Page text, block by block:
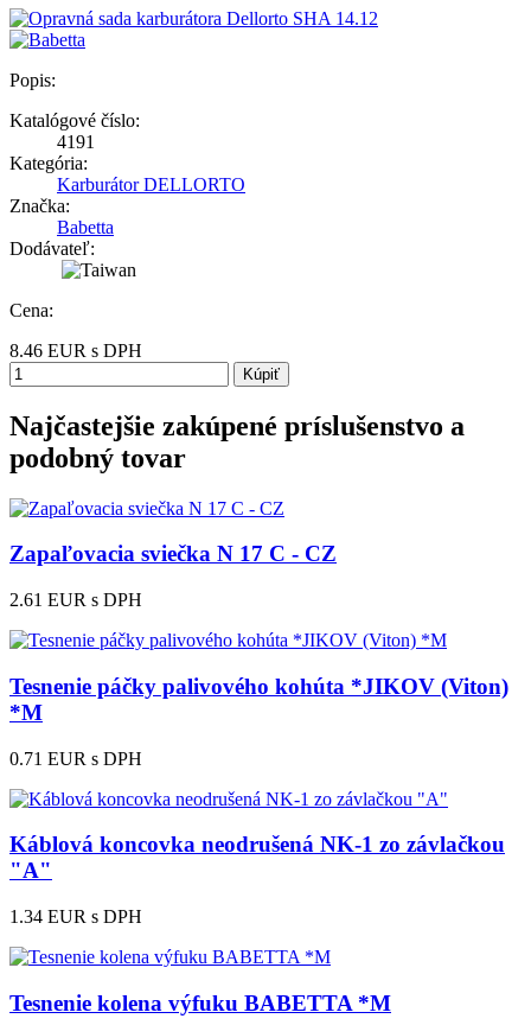
Popis:
Katalógové číslo:
4191
Kategória:
Karburátor DELLORTO
Značka:
Babetta
Dodávateľ:
Cena:
8.46 EUR s DPH
Kúpiť
Najčastejšie zakúpené príslušenstvo a
podobný tovar
Zapaľovacia sviečka N 17 C - CZ
2.61 EUR s DPH
Tesnenie páčky palivového kohúta *JIKOV (Viton)
*M
0.71 EUR s DPH
Káblová koncovka neodrušená NK-1 zo závlačkou
"A"
1.34 EUR s DPH
Tesnenie kolena výfuku BABETTA *M